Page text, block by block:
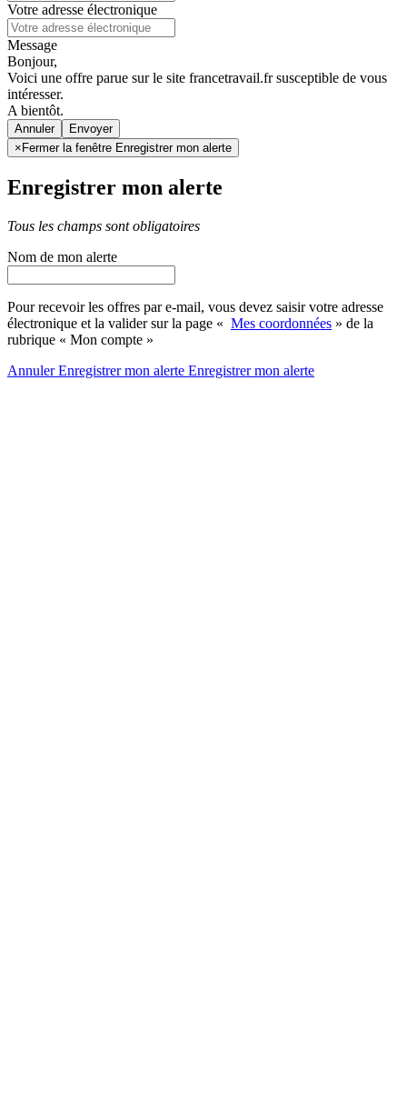
Votre adresse électronique
Message
Bonjour,
Voici une offre parue sur le site francetravail.fr susceptible de vous
intéresser.
A bientôt.
Annuler
× Fermer la fenêtre Enregistrer mon alerte
Enregistrer mon alerte
Tous les champs sont obligatoires
Nom de mon alerte
Pour recevoir les offres par e-mail, vous devez saisir votre adresse
électronique et la valider sur la page « Mes coordonnées » de la
rubrique « Mon compte »
AnnulerEnregistrer mon alerte Enregistrermon alerte